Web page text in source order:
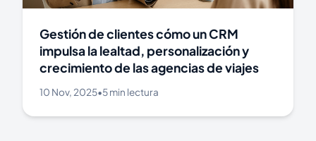
Gestión de clientes cómo un CRM
impulsa la lealtad, personalización y
crecimiento de las agencias de viajes
10 Nov, 2025•5 min lectura